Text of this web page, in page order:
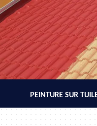
PEINTURE SUR